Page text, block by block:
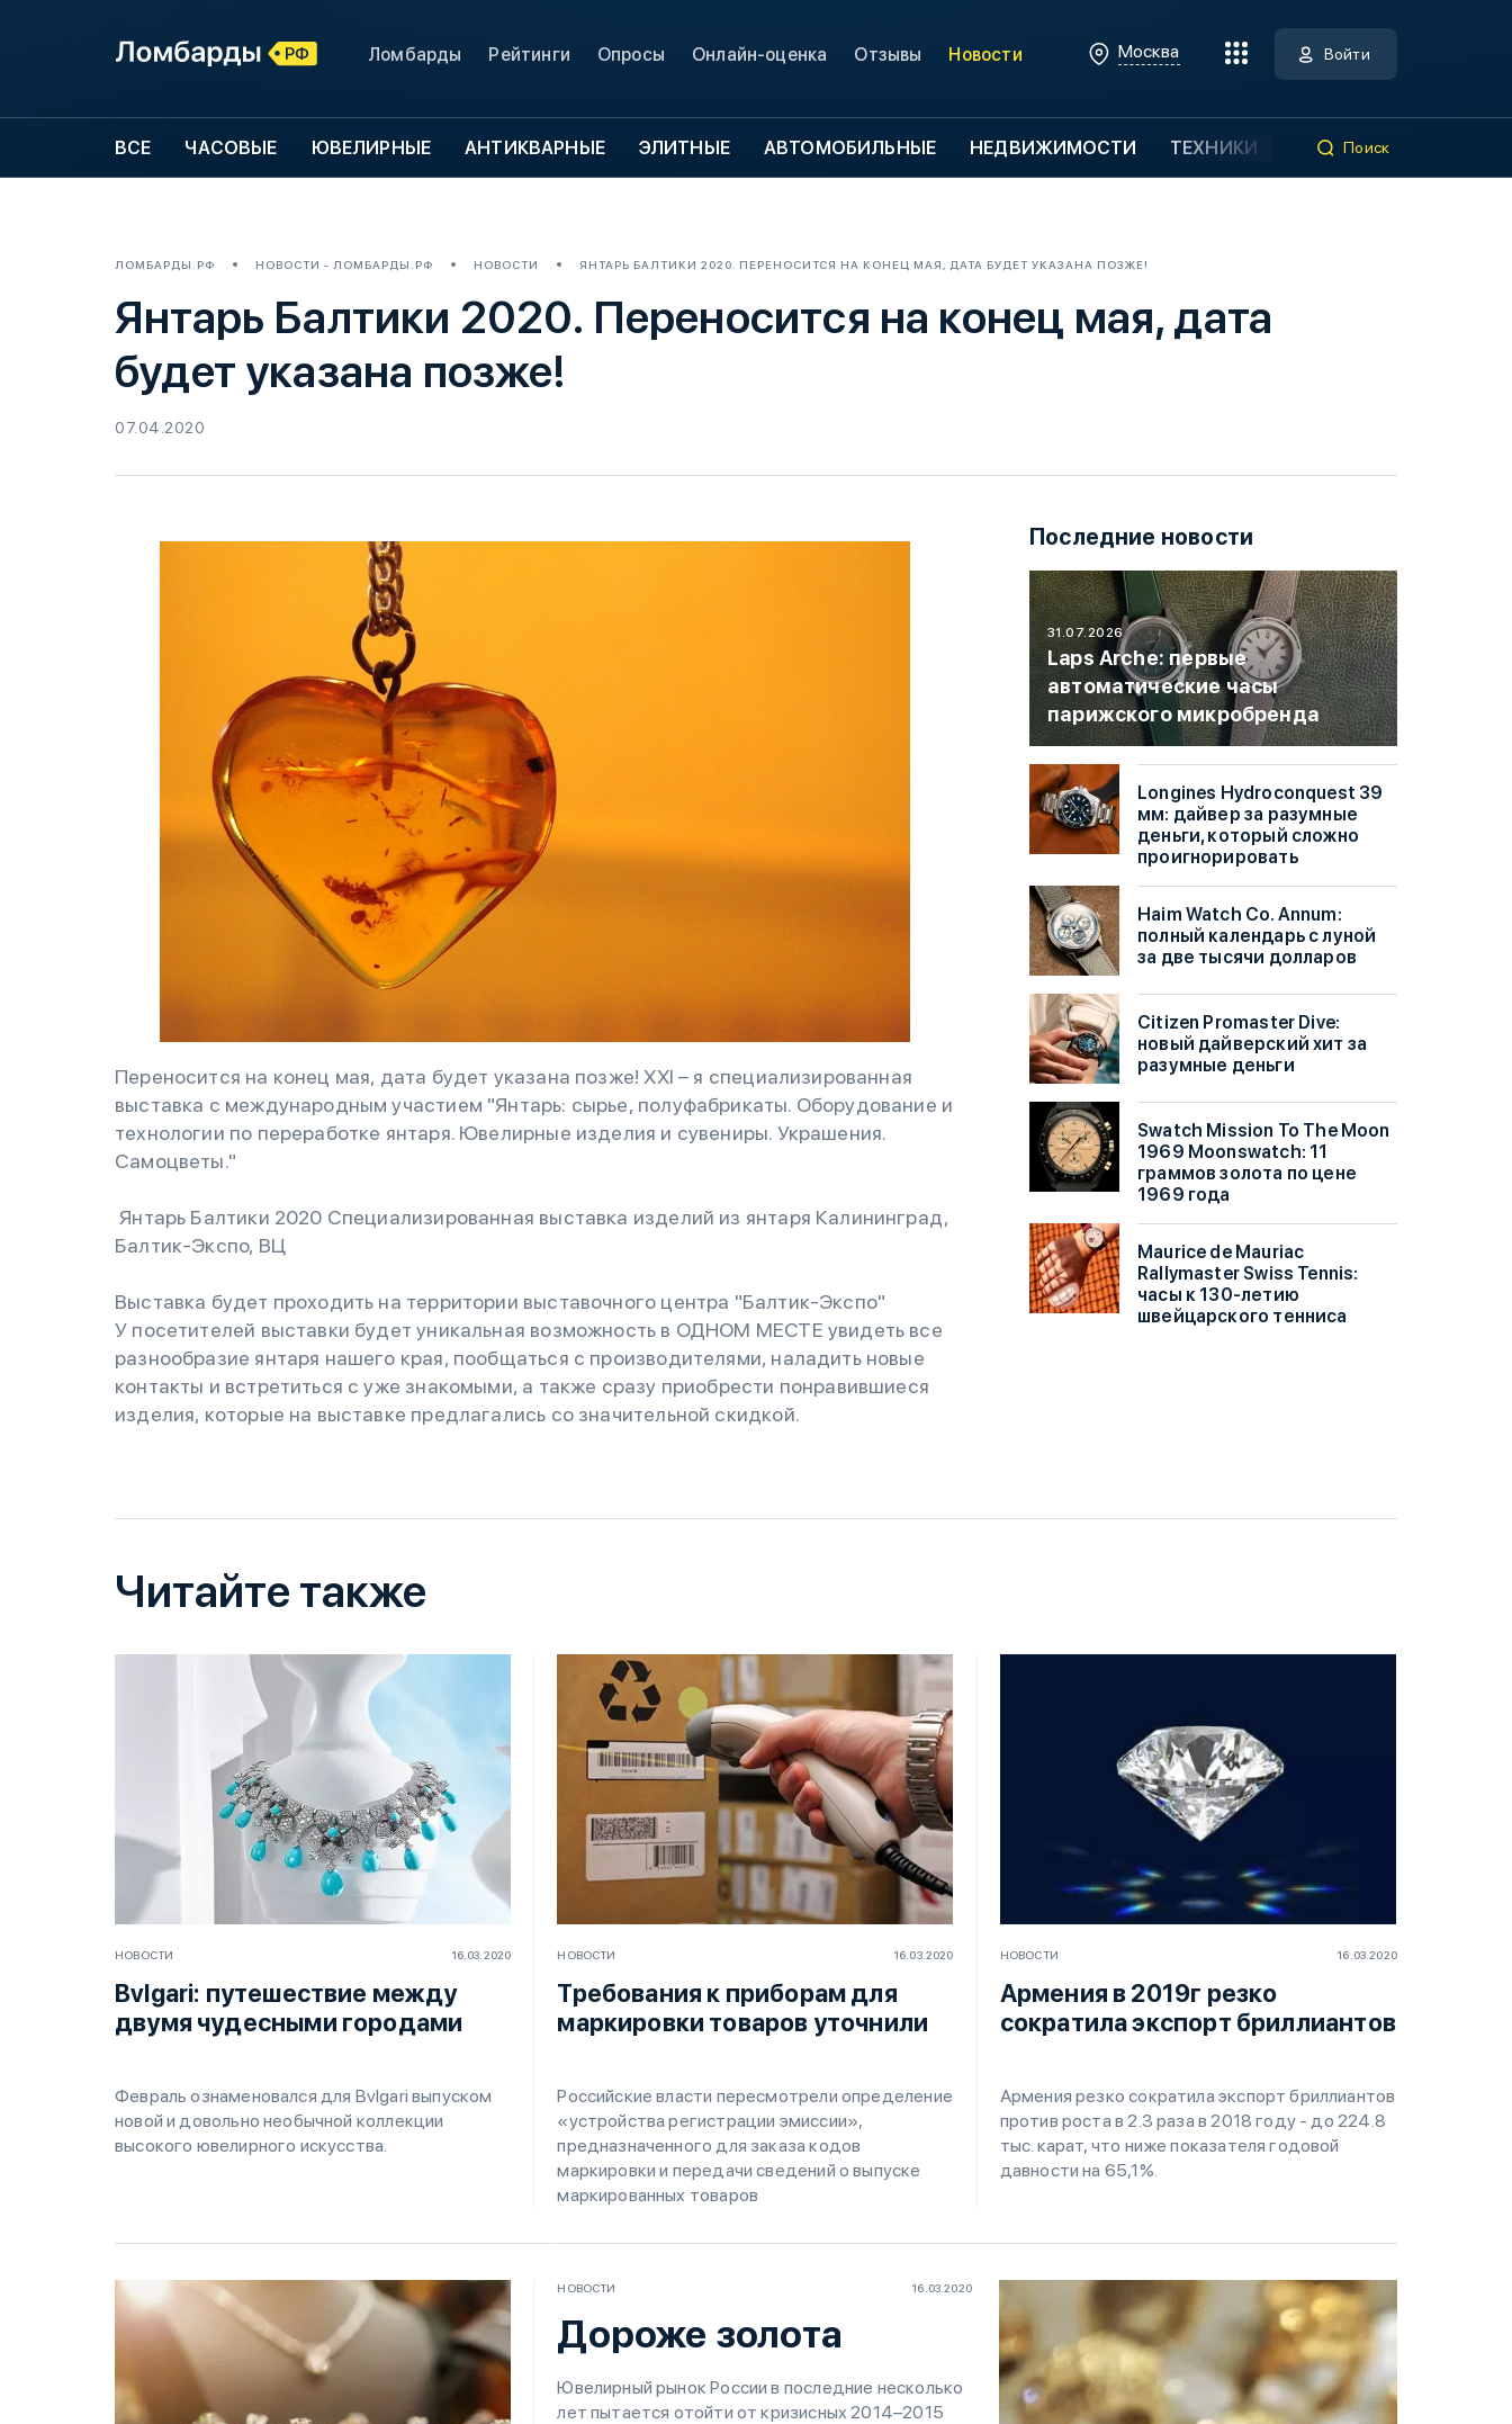
Ломбарды Рейтинги Опросы Онлайн-оценка Отзывы Новости Москва Войти
ВСЕ ЧАСОВЫЕ ЮВЕЛИРНЫЕ АНТИКВАРНЫЕ ЭЛИТНЫЕ АВТОМОБИЛЬНЫЕ НЕДВИЖИМОСТИ ТЕХНИКИ Поиск
ЛОМБАРДЫ.РФ НОВОСТИ - ЛОМБАРДЫ.РФ НОВОСТИ ЯНТАРЬ БАЛТИКИ 2020. ПЕРЕНОСИТСЯ НА КОНЕЦ МАЯ, ДАТА БУДЕТ УКАЗАНА ПОЗЖЕ!
Янтарь Балтики 2020. Переносится на конец мая, дата
будет указана позже!
07.04.2020
Переносится на конец мая, дата будет указана позже! XXI – я специализированная
выставка с международным участием "Янтарь: сырье, полуфабрикаты. Оборудование и
технологии по переработке янтаря. Ювелирные изделия и сувениры. Украшения.
Самоцветы."
Янтарь Балтики 2020 Специализированная выставка изделий из янтаря Калининград,
Балтик-Экспо, ВЦ
Выставка будет проходить на территории выставочного центра "Балтик-Экспо"
У посетителей выставки будет уникальная возможность в ОДНОМ МЕСТЕ увидеть все
разнообразие янтаря нашего края, пообщаться с производителями, наладить новые
контакты и встретиться с уже знакомыми, а также сразу приобрести понравившиеся
изделия, которые на выставке предлагались со значительной скидкой.
Последние новости
31.07.2026
Laps Arche: первые
автоматические часы
парижского микробренда
Longines Hydroconquest 39
мм: дайвер за разумные
деньги, который сложно
проигнорировать
Haim Watch Co. Annum:
полный календарь с луной
за две тысячи долларов
Citizen Promaster Dive:
новый дайверский хит за
разумные деньги
Swatch Mission To The Moon
1969 Moonswatch: 11
граммов золота по цене
1969 года
Maurice de Mauriac
Rallymaster Swiss Tennis:
часы к 130-летию
швейцарского тенниса
Читайте также
НОВОСТИ 16.03.2020
Bvlgari: путешествие между
двумя чудесными городами
Февраль ознаменовался для Bvlgari выпуском
новой и довольно необычной коллекции
высокого ювелирного искусства.
НОВОСТИ 16.03.2020
Требования к приборам для
маркировки товаров уточнили
Российские власти пересмотрели определение
«устройства регистрации эмиссии»,
предназначенного для заказа кодов
маркировки и передачи сведений о выпуске
маркированных товаров
НОВОСТИ 16.03.2020
Армения в 2019г резко
сократила экспорт бриллиантов
Армения резко сократила экспорт бриллиантов
против роста в 2.3 раза в 2018 году - до 224.8
тыс. карат, что ниже показателя годовой
давности на 65,1%.
НОВОСТИ 16.03.2020
Дороже золота
Ювелирный рынок России в последние несколько
лет пытается отойти от кризисных 2014–2015